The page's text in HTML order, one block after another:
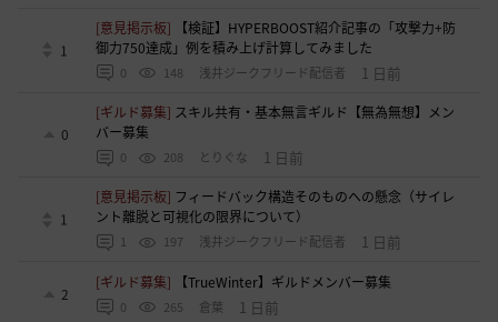
1
[意見掲示板]
【検証】HYPERBOOST紹介記事の「攻撃力+防
御力750達成」例を積み上げ計算してみました
0 148 浅井ジークフリード配信者 1 日前
0
[ギルド募集] スキル共有・基本無言ギルド【無為無想】メン
バー募集
0 208 とりぐな 1 日前
1
[意見掲示板] フィードバック構造そのものへの懸念（サイレ
ント離脱と可視化の限界について）
1 197 浅井ジークフリード配信者 1 日前
2
[ギルド募集] 【TrueWinter】ギルドメンバー募集
0 265 倉葉 1 日前